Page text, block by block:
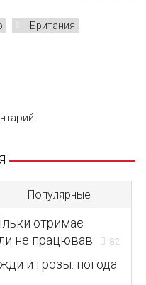
Британия
Популярные
отримає
не працював
82
и грозы: погода